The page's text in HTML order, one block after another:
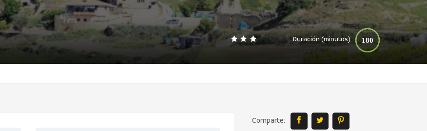
Duración (minutos) 180
0 140
Comparte: